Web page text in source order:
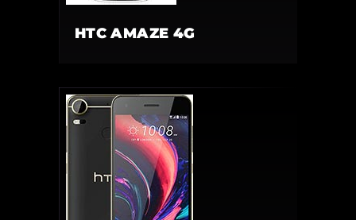
HTC AMAZE 4G